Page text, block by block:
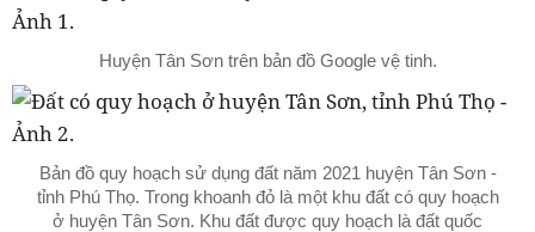
Huyện Tân Sơn trên bản đồ Google vệ tinh.
Bản đồ quy hoạch sử dụng đất năm 2021 huyện Tân Sơn -
tỉnh Phú Thọ. Trong khoanh đỏ là một khu đất có quy hoạch
ở huyện Tân Sơn. Khu đất được quy hoạch là đất quốc